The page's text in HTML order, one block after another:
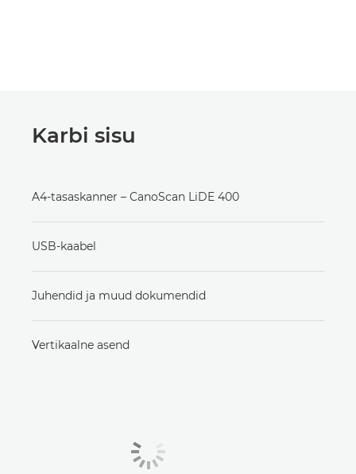
Karbi sisu
A4-tasaskanner – CanoScan LiDE 400
USB-kaabel
Juhendid ja muud dokumendid
Vertikaalne asend